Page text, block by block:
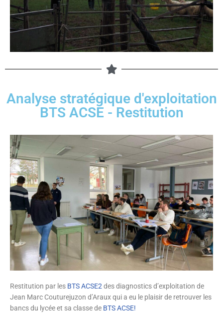
Analyse stratégique d'exploitation
BTS ACSE - Restitution
Restitution par les BTS ACSE2 des diagnostics d’exploitation de
Jean Marc Couturejuzon d’Araux qui a eu le plaisir de retrouver les
bancs du lycée et sa classe de BTS ACSE!